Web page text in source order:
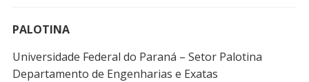
PALOTINA
Universidade Federal do Paraná – Setor Palotina
Departamento de Engenharias e Exatas